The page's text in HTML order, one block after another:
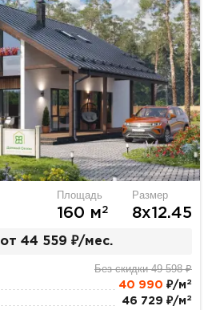
Площадь
160 м2
Размер
8х12.45
от 44 559 ₽/мес.
Без скидки 49 598 ₽
40 990 ₽/м 2
46 729 ₽/м 2